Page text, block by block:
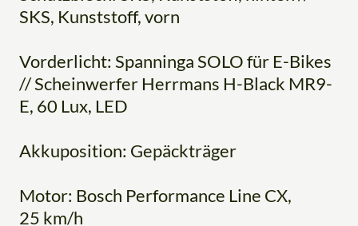
SKS, Kunststoff, vorn
Vorderlicht: Spanninga SOLO für E-Bikes
// Scheinwerfer Herrmans H-Black MR9-
E, 60 Lux, LED
Akkuposition: Gepäckträger
Motor: Bosch Performance Line CX,
25 km/h